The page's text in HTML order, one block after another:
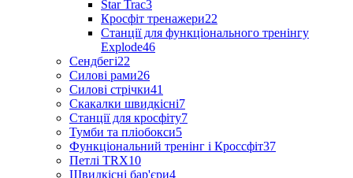
Star Trac3
Кросфіт тренажери22
Станції для функціонального тренінгу
Explode46
Сендбегі22
Силові рами26
Силові стрічки41
Скакалки швидкісні7
Станції для кросфіту7
Тумби та пліобокси5
Функціональний тренінг і Кроссфіт37
Петлі TRX10
Швидкісні бар'єри4